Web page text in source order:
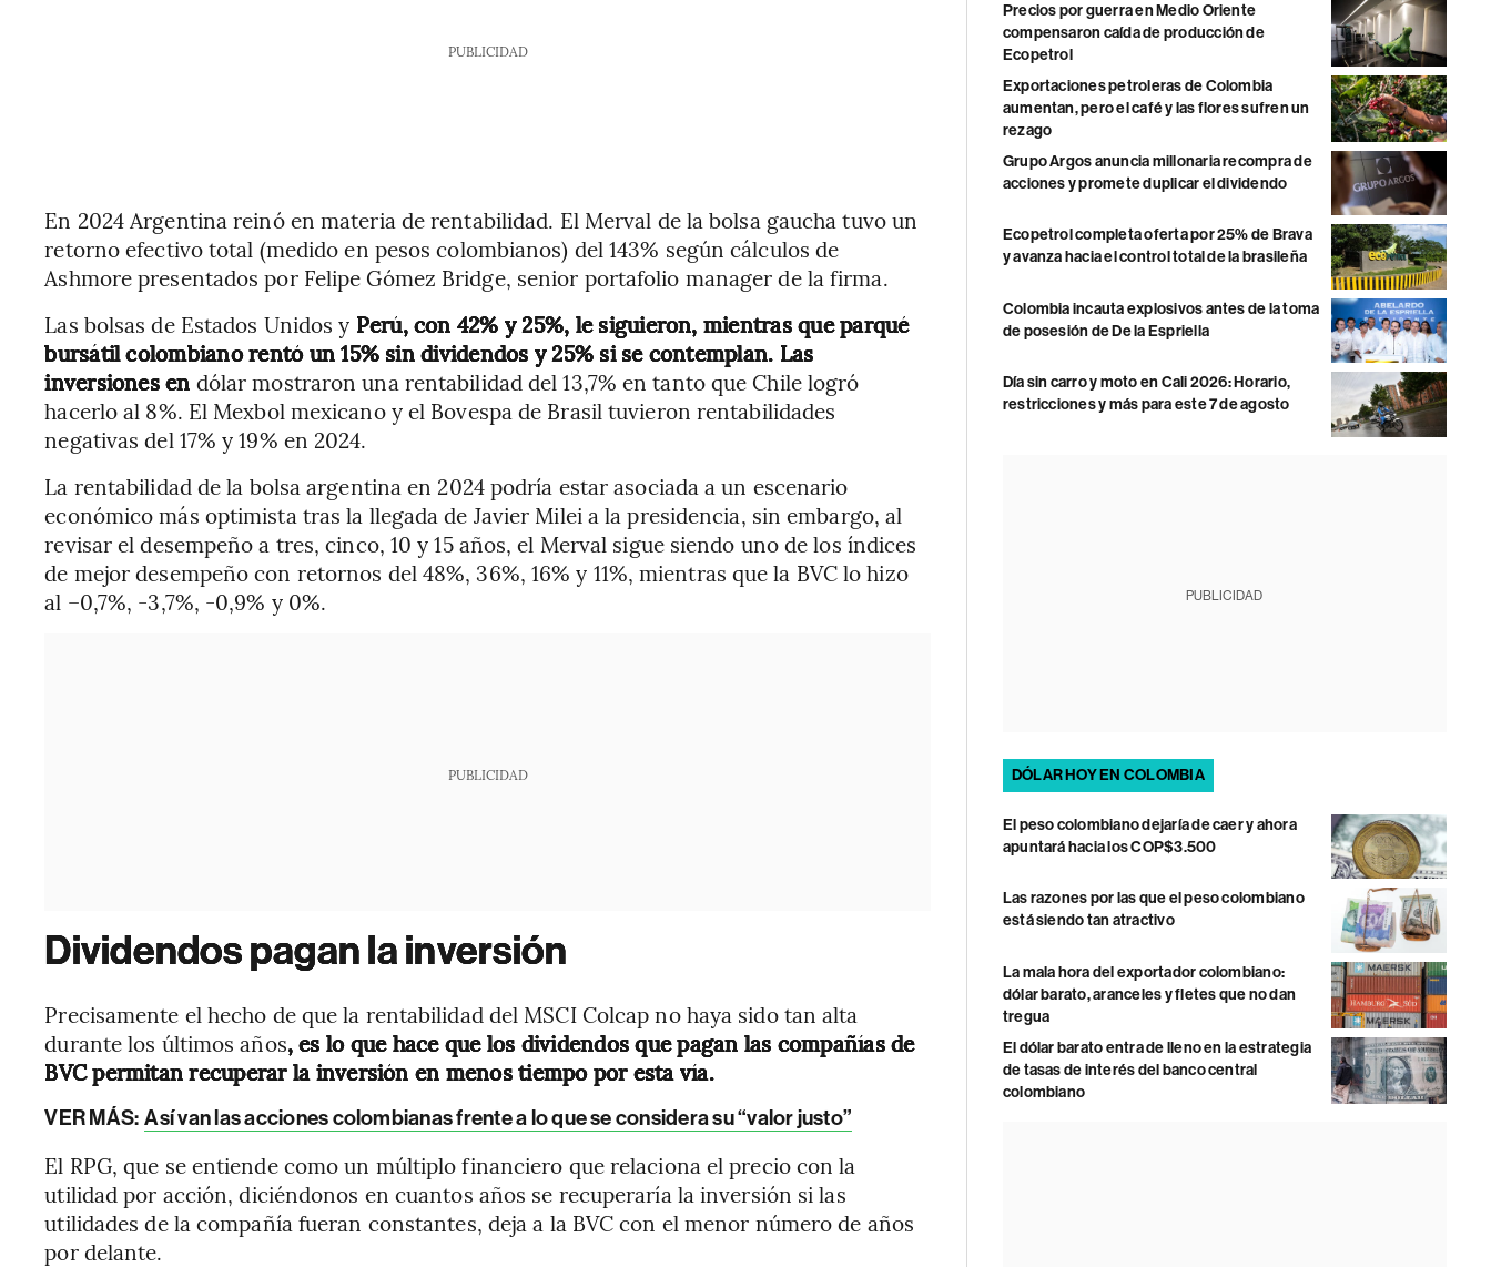
PUBLICIDAD
En 2024 Argentina reinó en materia de rentabilidad. El Merval de la bolsa gaucha tuvo un
retorno efectivo total (medido en pesos colombianos) del 143% según cálculos de
Ashmore presentados por Felipe Gómez Bridge, senior portafolio manager de la firma.
Las bolsas de Estados Unidos y Perú, con 42% y 25%, le siguieron, mientras que parqué
bursátil colombiano rentó un 15% sin dividendos y 25% si se contemplan. Las
inversiones en dólar mostraron una rentabilidad del 13,7% en tanto que Chile logró
hacerlo al 8%. El Mexbol mexicano y el Bovespa de Brasil tuvieron rentabilidades
negativas del 17% y 19% en 2024.
La rentabilidad de la bolsa argentina en 2024 podría estar asociada a un escenario
económico más optimista tras la llegada de Javier Milei a la presidencia, sin embargo, al
revisar el desempeño a tres, cinco, 10 y 15 años, el Merval sigue siendo uno de los índices
de mejor desempeño con retornos del 48%, 36%, 16% y 11%, mientras que la BVC lo hizo
al –0,7%, -3,7%, -0,9% y 0%.
PUBLICIDAD
Dividendos pagan la inversión
Precisamente el hecho de que la rentabilidad del MSCI Colcap no haya sido tan alta
durante los últimos años, es lo que hace que los dividendos que pagan las compañías de
BVC permitan recuperar la inversión en menos tiempo por esta vía.
VER MÁS: Así van las acciones colombianas frente a lo que se considera su “valor justo”
El RPG, que se entiende como un múltiplo financiero que relaciona el precio con la
utilidad por acción, diciéndonos en cuantos años se recuperaría la inversión si las
utilidades de la compañía fueran constantes, deja a la BVC con el menor número de años
por delante.
Precios por guerra en Medio Oriente
compensaron caída de producción de
Ecopetrol
Exportaciones petroleras de Colombia
aumentan, pero el café y las flores sufren un
rezago
Grupo Argos anuncia millonaria recompra de
acciones y promete duplicar el dividendo
Ecopetrol completa oferta por 25% de Brava
y avanza hacia el control total de la brasileña
Colombia incauta explosivos antes de la toma
de posesión de De la Espriella
Día sin carro y moto en Cali 2026: Horario,
restricciones y más para este 7 de agosto
PUBLICIDAD
DÓLAR HOY EN COLOMBIA
El peso colombiano dejaría de caer y ahora
apuntará hacia los COP$3.500
Las razones por las que el peso colombiano
está siendo tan atractivo
La mala hora del exportador colombiano:
dólar barato, aranceles y fletes que no dan
tregua
El dólar barato entra de lleno en la estrategia
de tasas de interés del banco central
colombiano